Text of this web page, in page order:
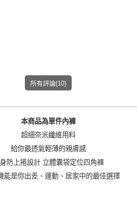
所有評論(10)
本商品為單件內褲
超細奈米纖維用料
給你最透氣輕薄的親膚感
防上捲設計 立體囊袋定位四角褲
能是你出差、運動、居家中的最佳選擇